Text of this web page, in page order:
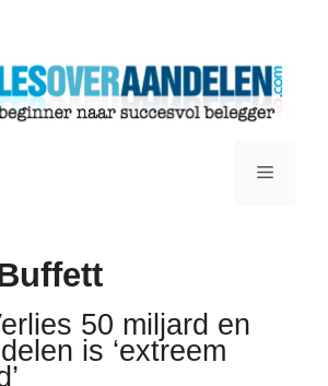
Menu
50 miljard en
is ‘extreem